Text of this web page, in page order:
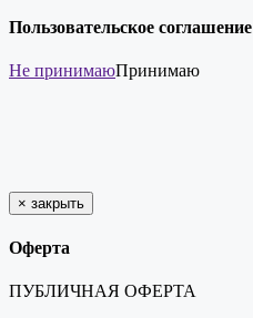
Пользовательское соглашение
Не принимаюПринимаю
× закрыть
Оферта
ПУБЛИЧНАЯ ОФЕРТА